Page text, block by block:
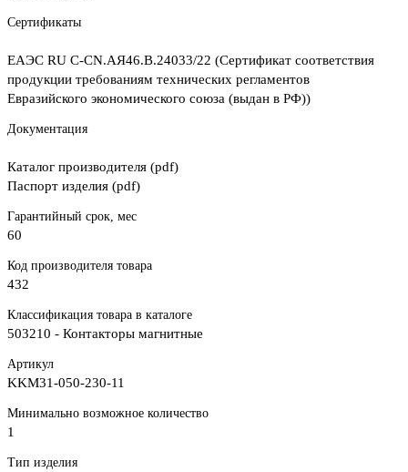
Сертификаты
ЕАЭС RU С-CN.АЯ46.В.24033/22 (Сертификат соответствия
продукции требованиям технических регламентов
Евразийского экономического союза (выдан в РФ))
Документация
Каталог производителя (pdf)
Паспорт изделия (pdf)
Гарантийный срок, мес
60
Код производителя товара
432
Классификация товара в каталоге
503210 - Контакторы магнитные
Артикул
KKM31-050-230-11
Минимально возможное количество
1
Тип изделия